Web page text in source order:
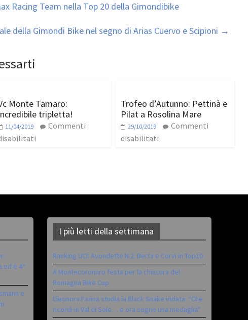
Racing Team nella Top 20 della Gimondibike
della Gimondi Bike nel segno di Arias Cuervo e Scipioni →
Monte Tamaro:
tripletta!
11/04/2019
Commenti
Trofeo d’Autunno: Pettinà e
Pilat a Rosolina Mare
29/10/2019
Commenti
disabilitati
ed è 4^
e
I più letti della settimana
Ranking UCI: Avondetto N.2. Berta e Corvi in Top10
A Montecoronaro festa per la chiusura del
Romagna Bike Cup
Eleonora Farina studia la Black Snake iridata: “Che
ricordi in Val di Sole… e ora sogno una medaglia”